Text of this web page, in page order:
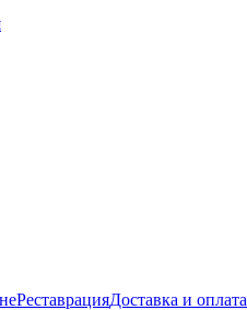
РеставрацияДоставка и оплата